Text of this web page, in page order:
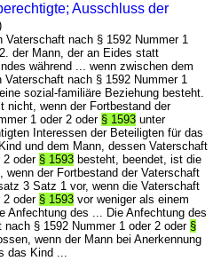
Ausschluss der
nach § 1592 Nummer 1
der Mann, der an Eides statt
während ... wenn zwischen dem
Vaterschaft nach § 1592 Nummer 1
sozial-familiäre Beziehung besteht.
wenn der Fortbestand der
1 oder 2 oder § 1593 unter
Interessen der Beteiligten für das
und dem Mann, dessen Vaterschaft
2 oder § 1593 besteht, beendet, ist die
wenn der Fortbestand der Vaterschaft
3 Satz 1 vor, wenn die Vaterschaft
2 oder § 1593 vor weniger als einem
Anfechtung des ... Die Anfechtung des
§ 1592 Nummer 1 oder 2 oder §
wenn der Mann bei Anerkennung
das Kind ...